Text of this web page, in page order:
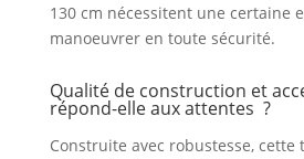
130 cm nécessitent une certaine
manoeuvrer en toute sécurité.
Qualité de construction et
répond-elle aux attentes ?
Construite avec robustesse,